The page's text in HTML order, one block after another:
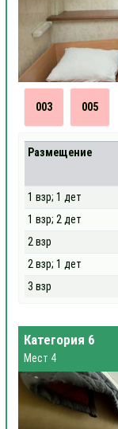
003 005
Размещение
1 взр; 1 дет
1 взр; 2 дет
2 взр
2 взр; 1 дет
3 взр
Категория 6
Мест 4